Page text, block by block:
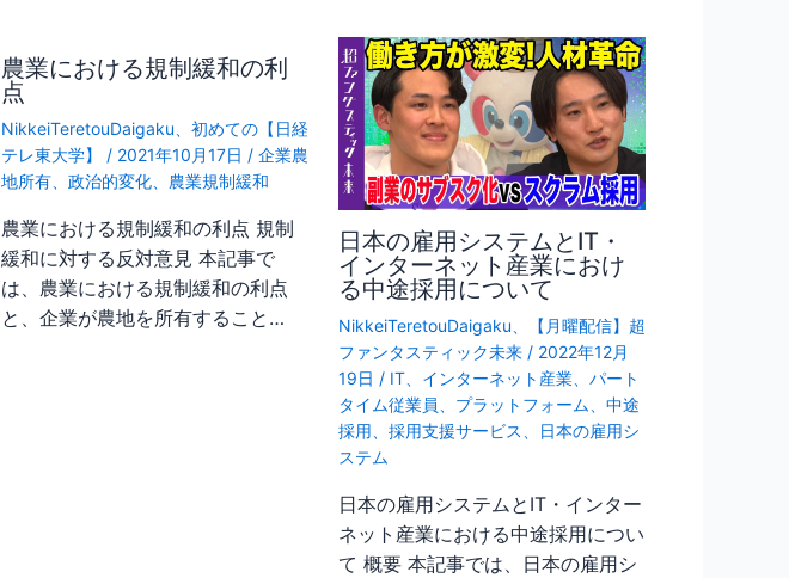
農業における規制緩和の利
点
NikkeiTeretouDaigaku
初めての【日経
テレ東大学】
/ 2021年10月17日 / 企業農
地所有、 政治的変化、 農業規制緩和
農業における規制緩和の利点 規制
緩和に対する反対意見 本記事で
は、農業における規制緩和の利点
と、企業が農地を所有すること…
日本の雇用システムとIT・
インターネット産業におけ
る中途採用について
NikkeiTeretouDaigaku
【月曜配信】超
ファンタスティック未来/ 2022年12月
19日 / IT、 インターネット産業、 パート
タイム従業員
プラットフォーム
中途
採用
採用支援サービス
日本の雇用シ
ステム
日本の雇用システムとIT・インター
ネット産業における中途採用につい
て 概要 本記事では、日本の雇用シ